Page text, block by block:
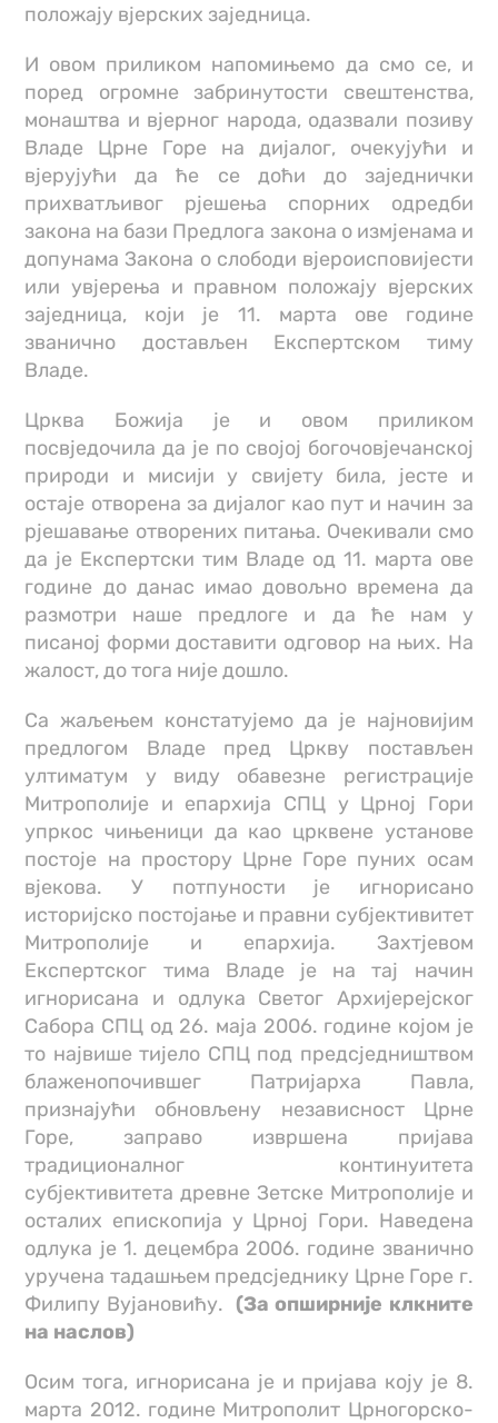
положају вјерских заједница.
И овом приликом напомињемо да смо се, и
поред огромне забринутости свештенства,
монаштва и вјерног народа, одазвали позиву
Владе Црне Горе на дијалог, очекујући и
вјерујући да ће се доћи до заједнички
прихватљивог рјешења спорних одредби
закона на бази Предлога закона о измјенама и
допунама Закона о слободи вјероисповијести
или увјерења и правном положају вјерских
заједница, који је 11. марта ове године
званично достављен Експертском тиму
Владе.
Црква Божија је и овом приликом
посвједочила да је по својој богочовјечанској
природи и мисији у свијету била, јесте и
остаје отворена за дијалог као пут и начин за
рјешавање отворених питања. Очекивали смо
да је Експертски тим Владе од 11. марта ове
године до данас имао довољно времена да
размотри наше предлоге и да ће нам у
писаној форми доставити одговор на њих. На
жалост, до тога није дошло.
Са жаљењем констатујемо да је најновијим
предлогом Владе пред Цркву постављен
ултиматум у виду обавезне регистрације
Митрополије и епархија СПЦ у Црној Гори
упркос чињеници да као црквене установе
постоје на простору Црне Горе пуних осам
вјекова. У потпуности је игнорисано
историјско постојање и правни субјективитет
Митрополије и епархија. Захтјевом
Експертског тима Владе је на тај начин
игнорисана и одлука Светог Архијерејског
Сабора СПЦ од 26. маја 2006. године којом је
то највише тијело СПЦ под предсједништвом
блаженопочившег Патријарха Павла,
признајући обновљену независност Црне
Горе, заправо извршена пријава
традиционалног континуитета
субјективитета древне Зетске Митрополије и
осталих епископија у Црној Гори. Наведена
одлука је 1. децембра 2006. године званично
уручена тадашњем предсједнику Црне Горе г.
Филипу Вујановићу. (За опширније клкните
на наслов)
Осим тога, игнорисана је и пријава коју је 8.
марта 2012. године Митрополит Црногорско-